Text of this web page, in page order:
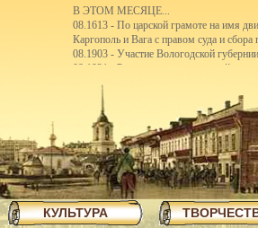
В ЭТОМ МЕСЯЦЕ...
08.1613 - По царской грамоте на имя
Каргополь и Вага с правом суда и сбора
08.1903 - Участие Вологодской
08.1921 - Реорганизация школьной
первые школы-семилетки. В 192122
школ II ступени.
08.1923 - Вологодским губсоюзом
08.1926 - Сбор пожертвований семьям
08.1926 - Объявлен уездный конкурс
08.1926 - Открытие полей ассенизации.
08.1935 - Инструментальный цех
отправляли в Ярославль.
08.1940 - В Чарозерский район выехала
первобытных людей.
08.1940 - По примеру ферганских
КУЛЬТУРА